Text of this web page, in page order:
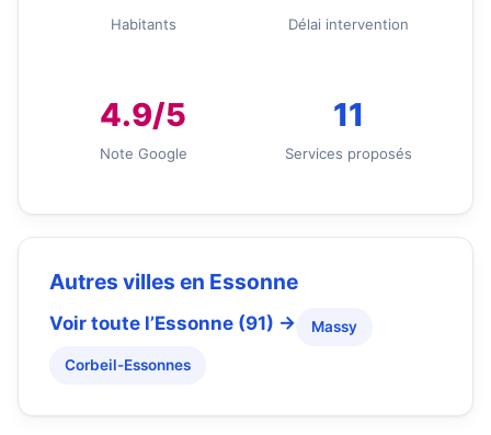
Habitants Délai intervention
4.9/5
Note Google
11
Services proposés
Autres villes en Essonne
Voir toute l’Essonne (91) → Massy
Corbeil-Essonnes